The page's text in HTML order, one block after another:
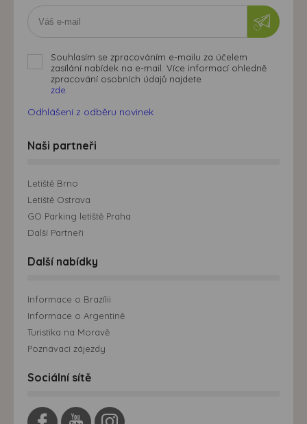
Souhlasím se zpracováním e-mailu za účelem
zasílání nabídek na e-mail. Více informací ohledně
zpracování osobních údajů najdete
zde.
Odhlášení z odběru novinek
Naši partneři
Letiště Brno
Letiště Ostrava
GO Parking letiště Praha
Další Partneři
Další nabídky
Informace o Brazílii
Informace o Argentině
Turistika na Moravě
Poznávací zájezdy
Sociální sítě